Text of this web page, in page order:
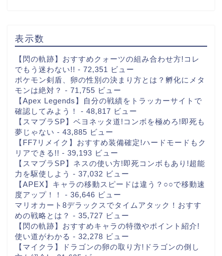
表示数
【閃の軌跡】おすすめクォーツの組み合わせ方!コレ
でもう迷わない!! - 72,351 ビュー
ポケモン剣盾、卵の性別の決まり方とは？孵化にメタ
モンは絶対？ - 71,755 ビュー
【Apex Legends】自分の戦績をトラッカーサイトで
確認してみよう！
- 48,817 ビュー
【スマブラSP】ベヨネッタ道!コンボを極めろ!即死も
夢じゃない - 43,885 ビュー
【FF7リメイク】おすすめ装備確定!ハードモードもク
リアできる!! - 39,193 ビュー
【スマブラSP】ネスの使い方!即死コンボもあり!超能
力を駆使しよう - 37,032 ビュー
【APEX】キャラの移動スピードは違う？○○で移動速
度アップ！！
- 36,646 ビュー
マリオカート8デラックスでタイムアタック！おすす
めの戦略とは？ - 35,727 ビュー
【閃の軌跡】おすすめキャラの特徴やポイント紹介!
使い道がわかる - 32,278 ビュー
【マイクラ】ドラゴンの卵の取り方!ドラゴンの倒し